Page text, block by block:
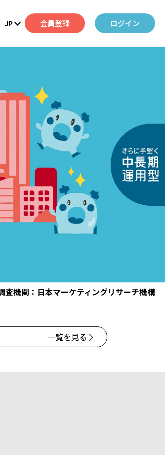
JP 会員登録 ログイン
機関：日本マーケティングリサーチ機構
特別優待ギフトキャンペーン -「日本橋箱崎町
一覧を見る